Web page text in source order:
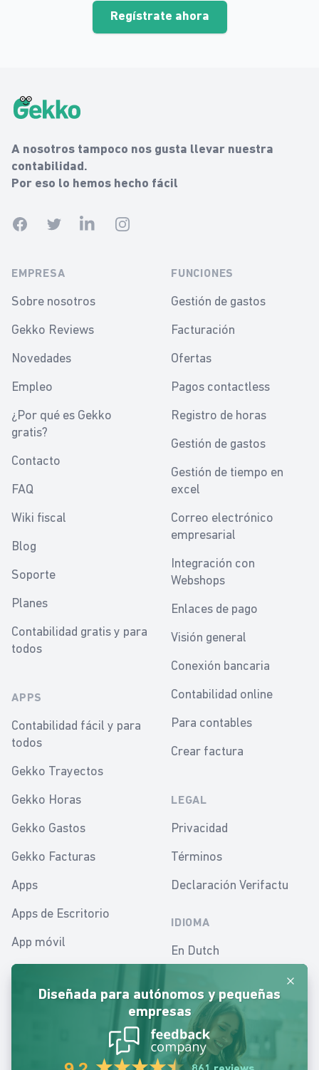
Cerrar
Diseñada para autónomos y pequeñas
empresas
Regístrate ahora
Gekko
A nosotros tampoco nos gusta llevar nuestra
contabilidad.
Por eso lo hemos hecho fácil
FacebookTwitterLinkedinInstagram
EMPRESA
Sobre nosotros
Gekko Reviews
Novedades
Empleo
¿Por qué es Gekko
gratis?
Contacto
FAQ
Wiki fiscal
Blog
Soporte
Planes
Contabilidad gratis y para
todos
APPS
Contabilidad fácil y para
todos
Gekko Trayectos
Gekko Horas
Gekko Gastos
Gekko Facturas
Apps
Apps de Escritorio
App móvil
Apps para contabilidad
Herramientas financieras
FUNCIONES
Gestión de gastos
Facturación
Ofertas
Pagos contactless
Registro de horas
Gestión de gastos
Gestión de tiempo en
excel
Correo electrónico
empresarial
Integración con
Webshops
Enlaces de pago
Visión general
Conexión bancaria
Contabilidad online
Para contables
Crear factura
LEGAL
Privacidad
Términos
Declaración Verifactu
IDIOMA
En Dutch
En Español
En Dutch - Belgium
En Polish